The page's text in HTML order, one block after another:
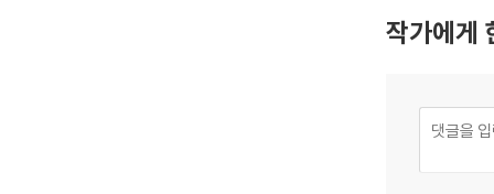
작가에게